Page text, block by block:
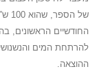
של
החודשיים הראשונים,
להרתחת המים
ההוצאה.